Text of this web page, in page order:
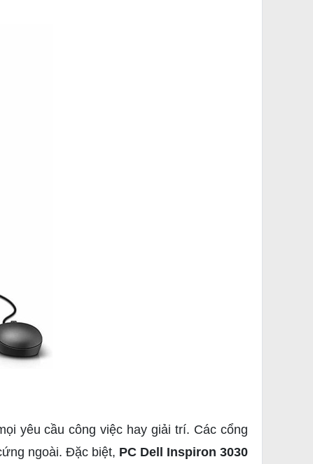
yêu cầu công việc hay giải trí. Các cổng
ngoài. Đặc biệt, PC Dell Inspiron 3030